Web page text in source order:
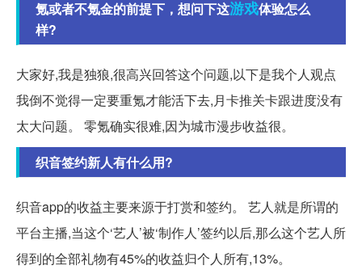
氪或者不氪金的前提下，想问下这游戏体验怎么
样?
大家好,我是独狼,很高兴回答这个问题,以下是我个人观点
我倒不觉得一定要重氪才能活下去,月卡推关卡跟进度没有
太大问题。 零氪确实很难,因为城市漫步收益很。
织音签约新人有什么用?
织音app的收益主要来源于打赏和签约。 艺人就是所谓的
平台主播,当这个‘艺人’被‘制作人’签约以后,那么这个艺人所
得到的全部礼物有45%的收益归个人所有,13%。